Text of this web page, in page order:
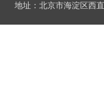
地址：北京市海淀区西